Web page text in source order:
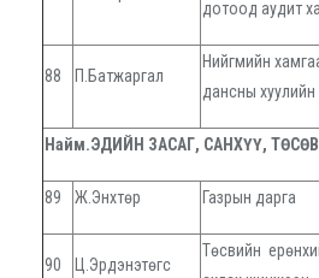
дотоод аудит
88 П.Батжаргал
Нийгмийн
дансны
Найм.ЭДИЙН ЗАСАГ, САНХҮҮ,
89 Ж.Энхтөр Газрын дарга
90 Ц.Эрдэнэтөгс
Төсвийн